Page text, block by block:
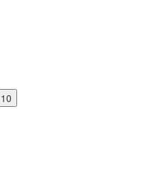
10